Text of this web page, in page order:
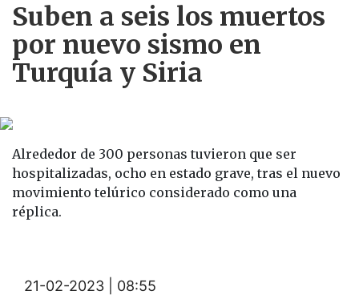
Suben a seis los muertos
por nuevo sismo en
Turquía y Siria
Alrededor de 300 personas tuvieron que ser
hospitalizadas, ocho en estado grave, tras el nuevo
movimiento telúrico considerado como una
réplica.
21-02-2023 | 08:55